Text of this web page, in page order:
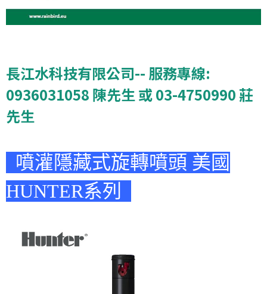
長江水科技有限公司-- 服務專線:
0936031058 陳先生 或 03-4750990 莊
先生
噴灌隱藏式旋轉噴頭 美國
HUNTER系列